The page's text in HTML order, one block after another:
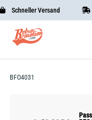
Schneller Versand
BFO4031